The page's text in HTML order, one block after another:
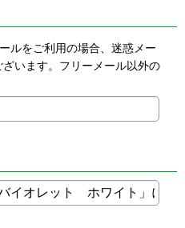
ルをご利用の場合、迷惑メー
います。フリーメール以外の